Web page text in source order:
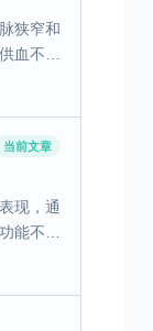
狭窄和
血不
控制病
当前文章
现，通
能不全
、胸痛